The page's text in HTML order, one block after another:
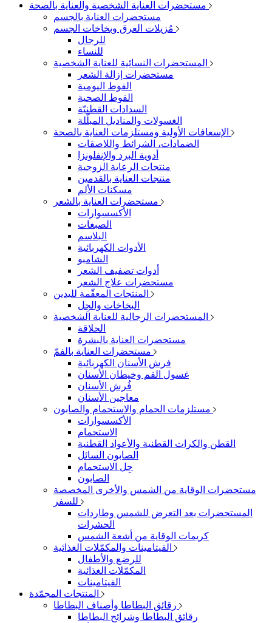
مستحضرات العناية بالجسم
للرجال
للنساء
مستحضرات إزالة الشعر
الفوط اليومية
الفوط الصحية
السدادات القطنيّة
الغسولات والمناديل المبلّلة
الضمادات، الشرائط واللاصقات
أدوية البرد والإنفلونزا
منتجات الرعاية الزوجية
منتجات العناية بالقدمين
مسكنات الألم
الأكسسوارات
الصبغات
البلاسم
الأدوات الكهربائية
الشامبو
أدوات تصفيف الشعر
مستحضرات علاج الشعر
البخاخات والجِل
الحلاقة
مستحضرات العناية بالبشرة
فرش الأسنان الكهربائية
غسول الفم وخيطان الأسنان
فُرش الأسنان
معاجين الأسنان
الأكسسوارات
الاستحمام
القطن والكرات القطنية والأعواد القطنية
الصابون السائل
جِل الاستحمام
الصابون
مستحضرات الوقاية من الشمس والأخرى المخصصة
المستحضرات بعد التعرض للشمس وطاردات
الحشرات
كريمات الوقاية من أشعة الشمس
للرضع والأطفال
المكمّلات الغذائية
الفيتامينات
رقائق البطاطا وشرائح البطاطا